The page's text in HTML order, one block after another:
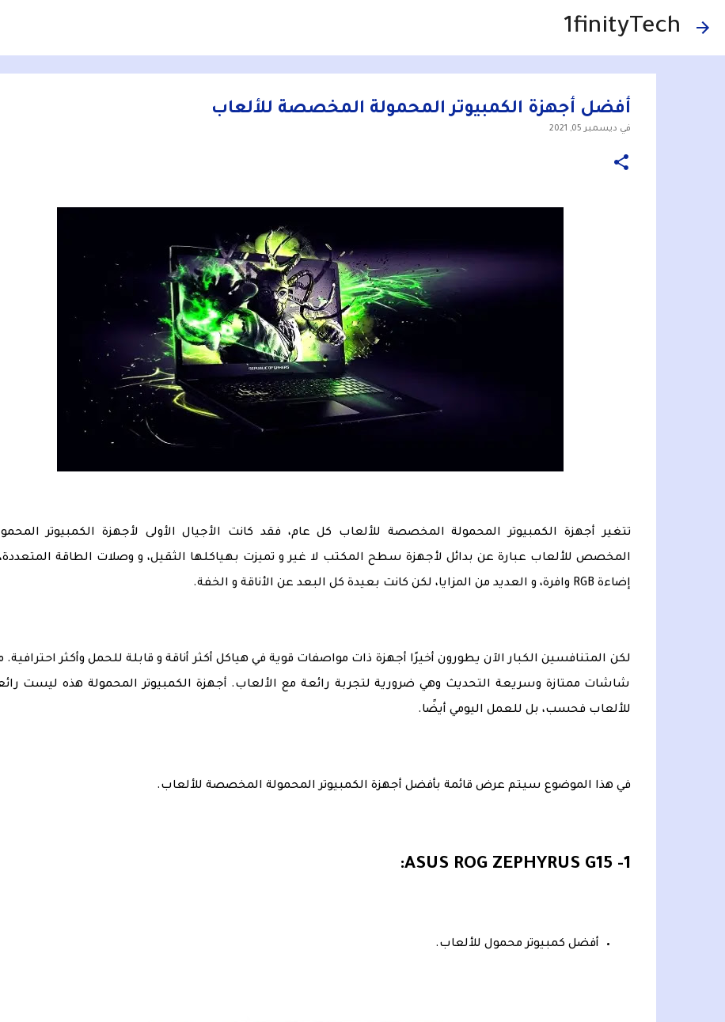
1finityTech
أفضل أجهزة الكمبيوتر المحمولة المخصصة للألعاب
في ديسمبر 05, 2021
تتغير أجهزة الكمبيوتر المحمولة المخصصة للألعاب كل عام، فقد كانت الأجيال الأولى لأجهزة الكمبيوتر
المخصص للألعاب عبارة عن بدائل لأجهزة سطح المكتب لا غير و تميزت بهياكلها الثقيل، و وصلات الطاقة
إضاءة RGB وافرة، و العديد من المزايا، لكن كانت بعيدة كل البعد عن الأناقة و الخفة.
لكن المتنافسين الكبار الآن يطورون أخيرًا أجهزة ذات مواصفات قوية في هياكل أكثر أناقة و قابلة للحمل وأكثر احترافية.
شاشات ممتازة وسريعة التحديث وهي ضرورية لتجربة رائعة مع الألعاب. أجهزة الكمبيوتر المحمولة هذه ليست
للألعاب فحسب، بل للعمل اليومي أيضًا.
في هذا الموضوع سيتم عرض قائمة بأفضل أجهزة الكمبيوتر المحمولة المخصصة للألعاب.
1- ASUS ROG ZEPHYRUS G15:
أفضل كمبيوتر محمول للألعاب.